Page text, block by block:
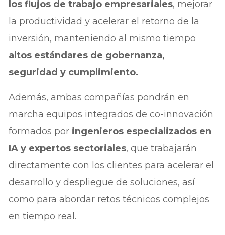
los flujos de trabajo empresariales, mejorar
la productividad y acelerar el retorno de la
inversión, manteniendo al mismo tiempo
altos estándares de gobernanza,
seguridad y cumplimiento.
Además, ambas compañías pondrán en
marcha equipos integrados de co-innovación
formados por ingenieros especializados en
IA y expertos sectoriales, que trabajarán
directamente con los clientes para acelerar el
desarrollo y despliegue de soluciones, así
como para abordar retos técnicos complejos
en tiempo real.